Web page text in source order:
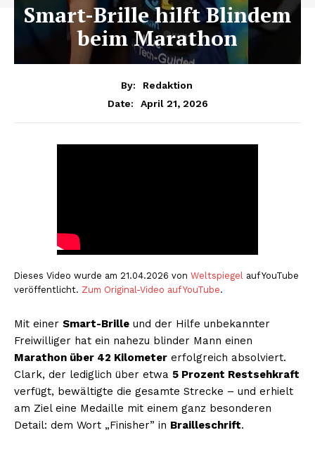
Smart-Brille hilft Blindem
beim Marathon
By:
Redaktion
Date:
April 21, 2026
Dieses Video wurde am 21.04.2026 von Weltspiegel auf YouTube
veröffentlicht. Zum Original-Video auf YouTube.
Mit einer Smart-Brille und der Hilfe unbekannter
Freiwilliger hat ein nahezu blinder Mann einen
Marathon über 42 Kilometer erfolgreich absolviert.
Clark, der lediglich über etwa 5 Prozent Restsehkraft
verfügt, bewältigte die gesamte Strecke – und erhielt
am Ziel eine Medaille mit einem ganz besonderen
Detail: dem Wort „Finisher” in Brailleschrift.